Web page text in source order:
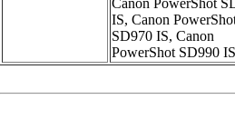
Canon PowerShot
IS, Canon
SD970 IS, Canon
PowerShot SD990 IS